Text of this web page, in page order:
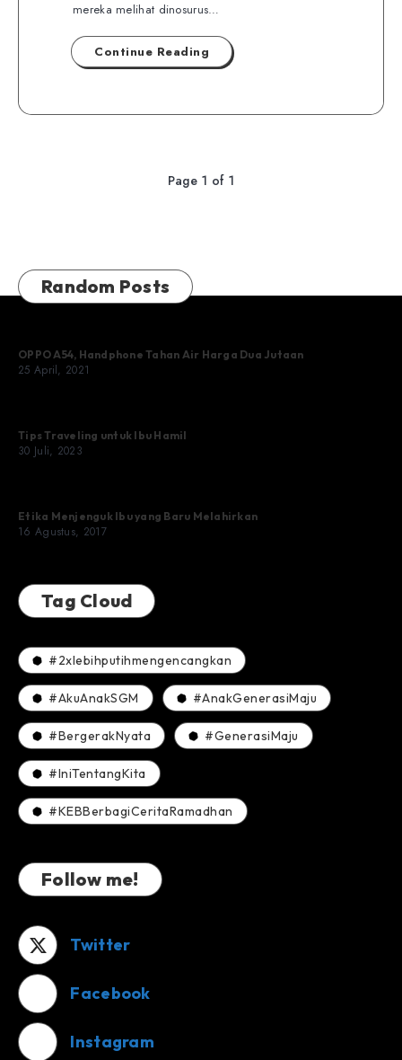
mereka melihat dinosurus…
Continue Reading
Page 1 of 1
Random Posts
OPPO A54, Handphone Tahan Air Harga Dua Jutaan
25 April, 2021
Tips Traveling untuk Ibu Hamil
30 Juli, 2023
Etika Menjenguk Ibu yang Baru Melahirkan
16 Agustus, 2017
Tag Cloud
#2xlebihputihmengencangkan
#AkuAnakSGM #AnakGenerasiMaju
#BergerakNyata #GenerasiMaju
#IniTentangKita
#KEBBerbagiCeritaRamadhan
Follow me!
Twitter
Facebook
Instagram